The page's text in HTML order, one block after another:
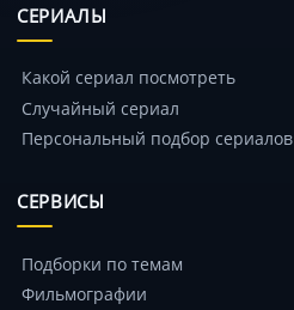
СЕРИАЛЫ
Какой сериал посмотреть
Случайный сериал
Персональный подбор сериалов
СЕРВИСЫ
Подборки по темам
Фильмографии